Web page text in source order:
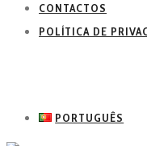
CONTACTOS
POLÍTICA DE
PORTUGUÊS